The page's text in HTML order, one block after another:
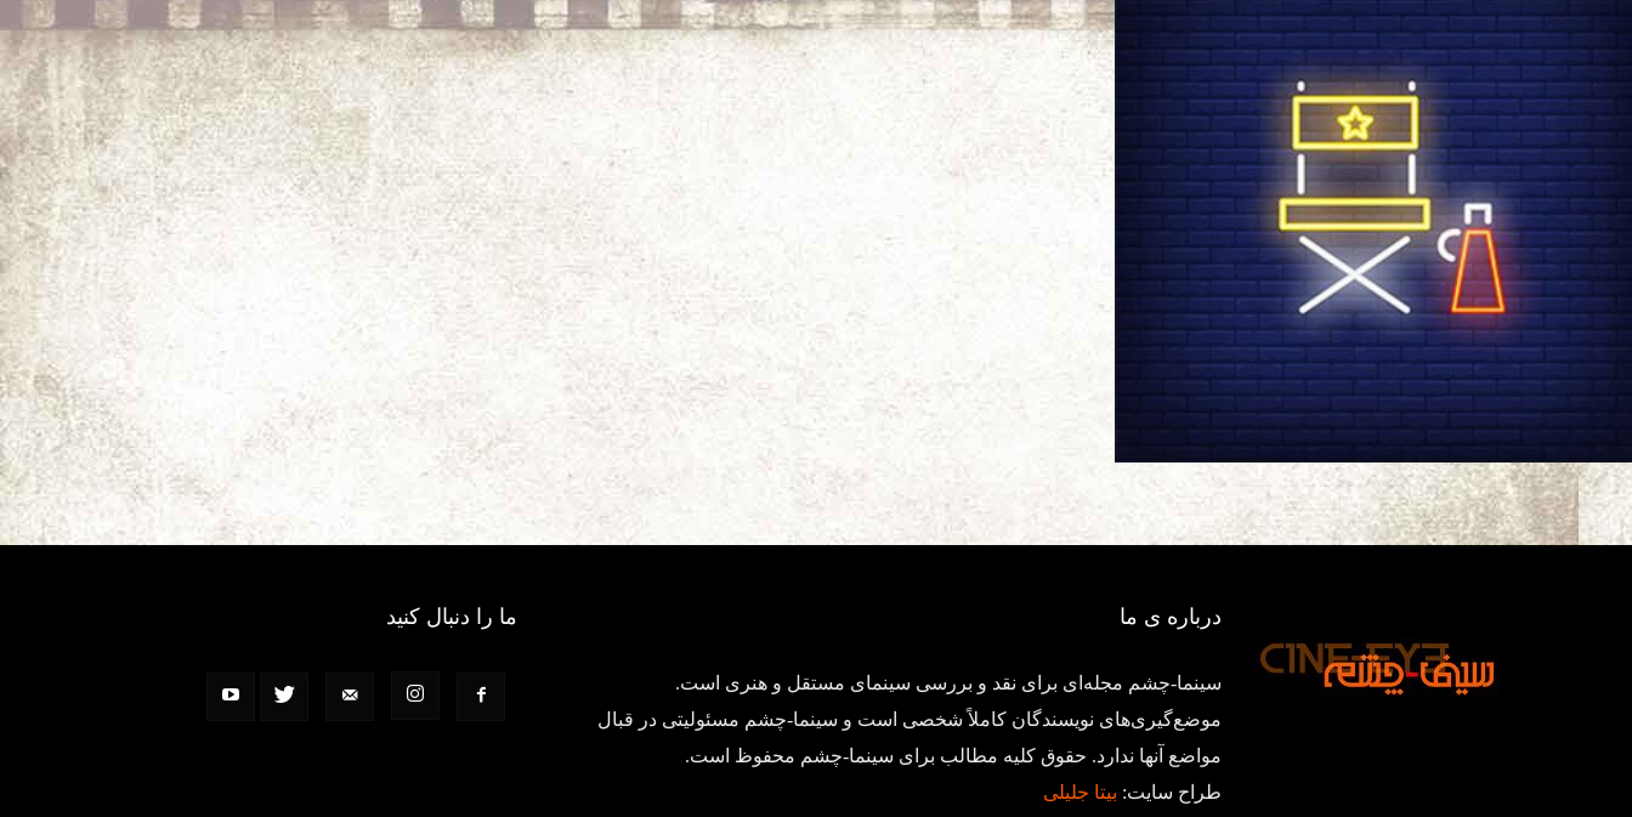
درباره ی ما
سینما-چشم مجله‌ای برای نقد و بررسی سینمای مستقل و هنری است.
موضع‌گیری‌های نویسندگان کاملاً شخصی است و سینما-چشم مسئولیتی در قبال
مواضع آنها ندارد. حقوق کلیه مطالب برای سینما-چشم محفوظ است.
طراح سایت: بیتا جلیلی
ما را دنبال کنید